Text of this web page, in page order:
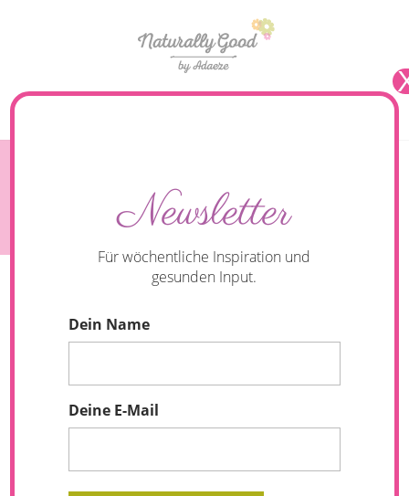
Newsletter
Für wöchentliche Inspiration und
gesunden Input.
Dein Name
Deine E-Mail